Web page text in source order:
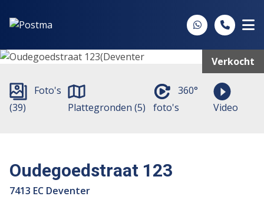
Verkocht
Foto's
(39)
Plattegronden (5)
360°
foto's
Video
Oudegoedstraat 123
7413 EC Deventer